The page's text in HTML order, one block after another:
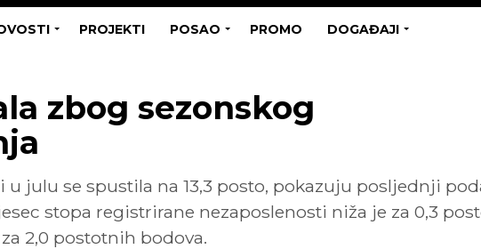
PROJEKTI POSAO PROMO DOGAĐAJI
zbog sezonskog
u julu se spustila na 13,3 posto, pokazuju posljednji
stopa registrirane nezaposlenosti niža je za 0,3
2,0 postotnih bodova.